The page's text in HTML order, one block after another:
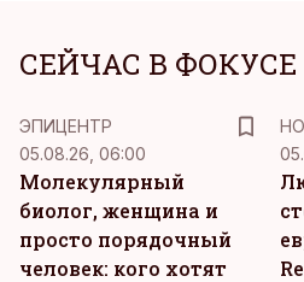
СЕЙЧАС В ФОКУСЕ
ЭПИЦЕНТР
05.08.26, 06:00
Молекулярный
биолог, женщина и
просто порядочный
человек: кого хотят